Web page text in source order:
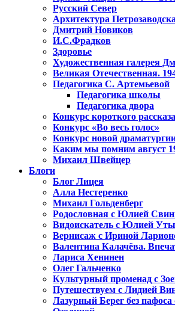
Русский Север
Архитектура
Дмитрий Новиков
И.С.Фрадков
Здоровье
Художественная галерея
Великая Отечественная.
Педагогика С. Артемьевой
Педагогика школы
Педагогика двора
Конкурс короткого
Конкурс «Во весь голос»
Конкурс новой
Каким мы помним август
Михаил Швейцер
Блоги
Блог Лицея
Алла Нестеренко
Михаил Гольденберг
Родословная с Юлией
Видоискатель с Юлией
Вернисаж с Ириной
Валентина Калачёва.
Лариса Хенинен
Олег Гальченко
Культурный променад с
Путешествуем с Лидией
Лазурный Берег без